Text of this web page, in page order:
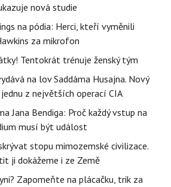
nová studie
na pódia: Herci, kteří vyměnili
za mikrofon
Tentokrát trénuje ženský tým
na lov Saddáma Husajna. Nový
z největších operací CIA
Jana Bendiga: Proč každý vstup na
musí být událost
stopu mimozemské civilizace.
ji dokážeme i ze Země
Zapomeňte na plácačku, trik za